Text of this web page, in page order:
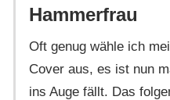
Hammerfrau
Oft genug wähle ich
Cover aus, es ist nun
ins Auge fällt. Das